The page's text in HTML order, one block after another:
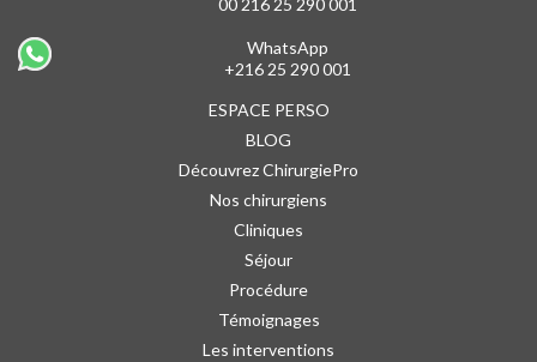
00 216 25 290 001
WhatsApp
+216 25 290 001
ESPACE PERSO
BLOG
Découvrez ChirurgiePro
Nos chirurgiens
Cliniques
Séjour
Procédure
Témoignages
Les interventions